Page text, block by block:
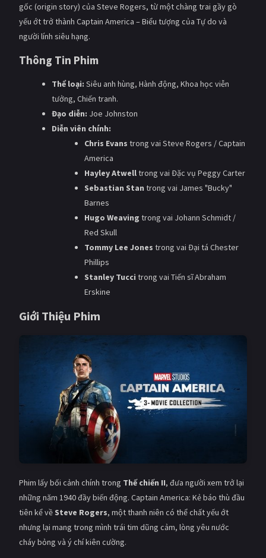
Hàn Quốc Nhật Bản
Ấn Độ
Tổng hợp
CẬP NHẬT
PHIM MỚI
PHIM CHIẾU RẠP
TUYỂN TẬP PHIM
gốc (origin story) của Steve Rogers, từ một chàng trai gầy gò
yếu ớt trở thành Captain America – Biểu tượng của Tự do và
người lính siêu hạng.
Thông Tin Phim
Thể loại: Siêu anh hùng, Hành động, Khoa học viễn
tưởng, Chiến tranh.
Đạo diễn: Joe Johnston
Diễn viên chính:
Chris Evans trong vai Steve Rogers / Captain
America
Hayley Atwelltrong vai Đặc vụ Peggy Carter
Sebastian Stan trong vai James "Bucky"
Barnes
Hugo Weaving trong vai Johann Schmidt /
Red Skull
Tommy Lee Jones trong vai Đại tá Chester
Phillips
Stanley Tucci trong vai Tiến sĩ Abraham
Erskine
Giới Thiệu Phim
Phim lấy bối cảnh chính trong Thế chiến II, đưa người xem trở lại
những năm 1940 đầy biến động. Captain America: Kẻ báo thù đầu
tiên kể về Steve Rogers, một thanh niên có thể chất yếu ớt
nhưng lại mang trong mình trái tim dũng cảm, lòng yêu nước
cháy bỏng và ý chí kiên cường.